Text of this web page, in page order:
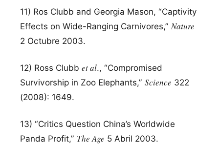
11) Ros Clubb and Georgia Mason, “Captivity
Effects on Wide-Ranging Carnivores,” Nature
2 Octubre 2003.
12) Ross Clubb et al., “Compromised
Survivorship in Zoo Elephants,” Science 322
(2008): 1649.
13) “Critics Question China’s Worldwide
Panda Profit,” The Age 5 Abril 2003.